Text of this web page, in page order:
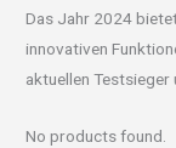
Das Jahr 2024
innovativen
aktuellen Testsieger
No products found.